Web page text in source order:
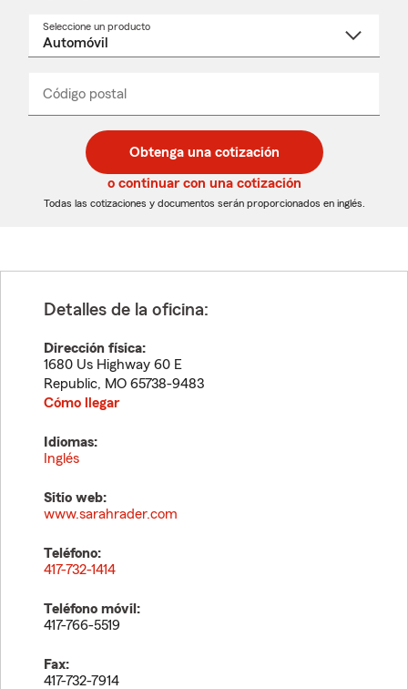
Seleccione un producto
desplegable
Código postal
de
5
dígitos
de
5
dígitos
_____
Obtenga una cotización
o continuar con una cotización
Todas las cotizaciones y documentos serán proporcionados en inglés.
Detalles de la oficina:
Dirección física:
1680 Us Highway 60 E
Republic, MO 65738-9483
Cómo llegar
Idiomas:
Inglés
Sitio web:
www.sarahrader.com
Teléfono:
417-732-1414
Teléfono móvil:
417-766-5519
Fax:
417-732-7914